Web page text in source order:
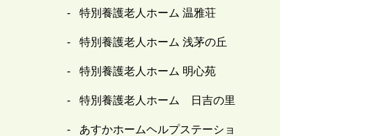
特別養護老人ホーム 温雅荘
特別養護老人ホーム 浅茅の丘
特別養護老人ホーム 明心苑
特別養護老人ホーム 日吉の里
あすかホームヘルプステーショ